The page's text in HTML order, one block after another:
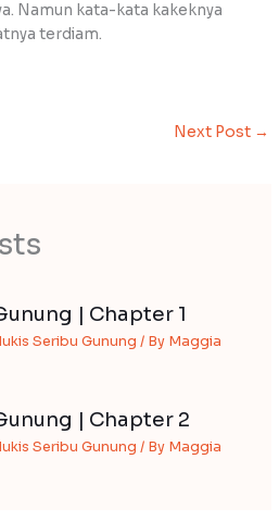
Namun kata-kata kakeknya
terdiam.
Next Post →
| Chapter 1
Seribu Gunung / By Maggia
| Chapter 2
Seribu Gunung / By Maggia